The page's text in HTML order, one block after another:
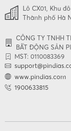
Lô CX01, Khu
Thành phố Hà
CÔNG TY TNHH
BẤT ĐỘNG SẢN
MST: 0110083369
www.pindias.com
1900633815